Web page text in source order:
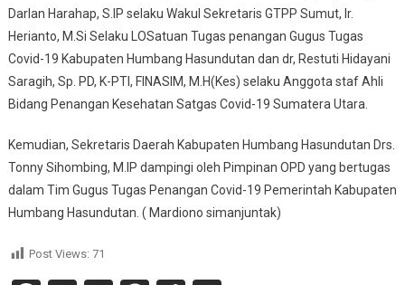
Darlan Harahap, S.IP selaku Wakul Sekretaris GTPP Sumut, Ir.
Herianto, M.Si Selaku LOSatuan Tugas penangan Gugus Tugas
Covid-19 Kabupaten Humbang Hasundutan dan dr, Restuti Hidayani
Saragih, Sp. PD, K-PTI, FINASIM, M.H(Kes) selaku Anggota staf Ahli
Bidang Penangan Kesehatan Satgas Covid-19 Sumatera Utara.
Kemudian, Sekretaris Daerah Kabupaten Humbang Hasundutan Drs.
Tonny Sihombing, M.IP dampingi oleh Pimpinan OPD yang bertugas
dalam Tim Gugus Tugas Penangan Covid-19 Pemerintah Kabupaten
Humbang Hasundutan. ( Mardiono simanjuntak)
Post Views: 71